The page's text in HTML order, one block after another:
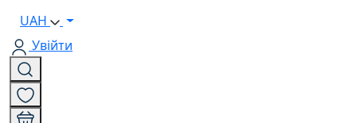
UAH
Увійти